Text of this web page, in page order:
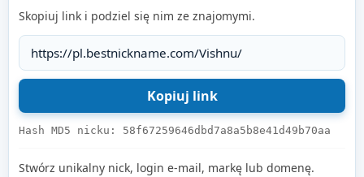
Skopiuj link i podziel się nim ze znajomymi.
Hash MD5 nicku: 58f67259646dbd7a8a5b8e41d49b70aa
Stwórz unikalny nick, login e-mail, markę lub domenę.